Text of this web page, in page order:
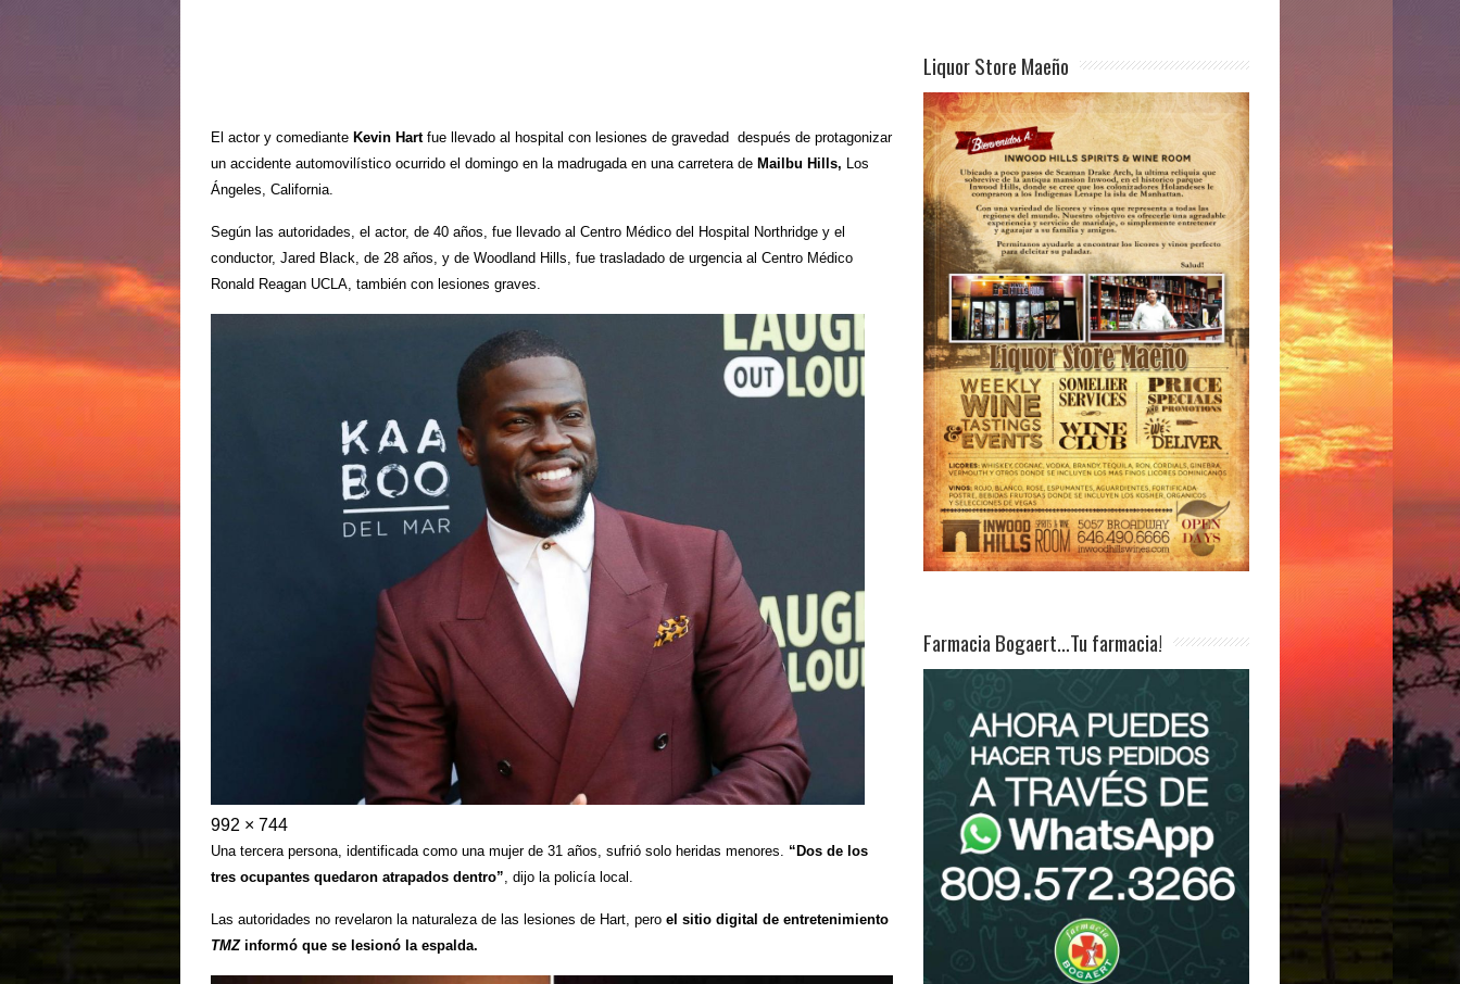
El actor y comediante Kevin Hartfue llevado al hospital con lesiones de gravedad después de protagonizar
un accidente automovilístico ocurrido el domingo en la madrugada en una carretera de Mailbu Hills, Los
Ángeles, California.
Según las autoridades, el actor, de 40 años, fue llevado al Centro Médico del Hospital Northridge y el
conductor, Jared Black, de 28 años, y de Woodland Hills, fue trasladado de urgencia al Centro Médico
Ronald Reagan UCLA, también con lesiones graves.
992 × 744
Una tercera persona, identificada como una mujer de 31 años, sufrió solo heridas menores. “Dos de los
tres ocupantes quedaron atrapados dentro” , dijo la policía local.
Las autoridades no revelaron la naturaleza de las lesiones de Hart, pero el sitio digital de entretenimiento
TMZinformó que se lesionó la espalda.
Liquor Store Maeño
Farmacia Bogaert…Tu farmacia!